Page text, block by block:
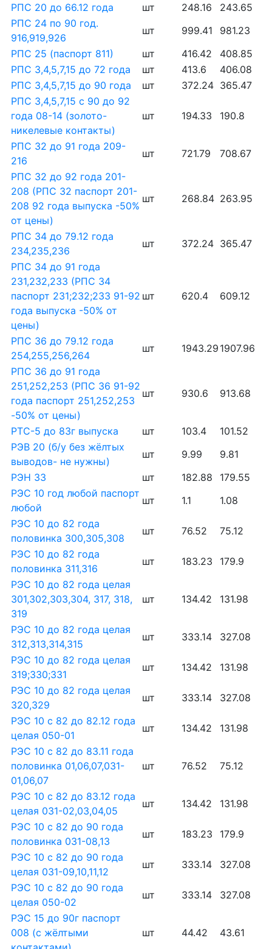
РПС 20 до 66.12 года
шт 248.16
243.65
РПС 24 по 90 год.
916,919,926
шт 999.41
981.23
РПС 25 (паспорт 811)
шт 416.42
408.85
РПС 3,4,5,7,15 до 72 года
шт 413.6
406.08
РПС 3,4,5,7,15 до 90 года
шт 372.24 365.47
РПС 3,4,5,7,15 с 90 до 92
года 08-14 (золото-
никелевые контакты)
шт 194.33 190.8
РПС 32 до 91 года 209-
216
шт 721.79
708.67
РПС 32 до 92 года 201-
208 (РПС 32 паспорт 201-
208 92 года выпуска -50%
от цены)
шт 268.84 263.95
РПС 34 до 79.12 года
234,235,236
шт 372.24 365.47
РПС 34 до 91 года
231,232,233 (РПС 34
паспорт 231;232;233 91-92
года выпуска -50% от
цены)
шт 620.4 609.12
РПС 36 до 79.12 года
254,255,256,264
шт 1943.29 1907.96
РПС 36 до 91 года
251,252,253 (РПС 36 91-92
года паспорт 251,252,253
-50% от цены)
шт 930.6 913.68
РТС-5 до 83г выпуска шт 103.4
101.52
РЭВ 20 (б/у без жёлтых
выводов- не нужны)
шт 9.99
9.81
РЭН 33
шт 182.88
179.55
РЭС 10 год любой паспорт
любой
шт 1.1
1.08
РЭС 10 до 82 года
половинка 300,305,308
шт 76.52
75.12
РЭС 10 до 82 года
половинка 311,316
шт 183.23
179.9
РЭС 10 до 82 года целая
301,302,303,304, 317, 318,
319
шт 134.42 131.98
РЭС 10 до 82 года целая
312,313,314,315
шт 333.14
327.08
РЭС 10 до 82 года целая
319;330;331
шт 134.42
131.98
РЭС 10 до 82 года целая
320,329
шт 333.14
327.08
РЭС 10 с 82 до 82.12 года
целая 050-01
шт 134.42
131.98
РЭС 10 с 82 до 83.11 года
половинка 01,06,07,031-
01,06,07
шт 76.52 75.12
РЭС 10 с 82 до 83.12 года
целая 031-02,03,04,05
шт 134.42
131.98
РЭС 10 с 82 до 90 года
половинка 031-08,13
шт 183.23
179.9
РЭС 10 с 82 до 90 года
целая 031-09,10,11,12
шт 333.14
327.08
РЭС 10 с 82 до 90 года
целая 050-02
шт 333.14
327.08
РЭС 15 до 90г паспорт
008 (с жёлтыми
шт 44.42 43.61